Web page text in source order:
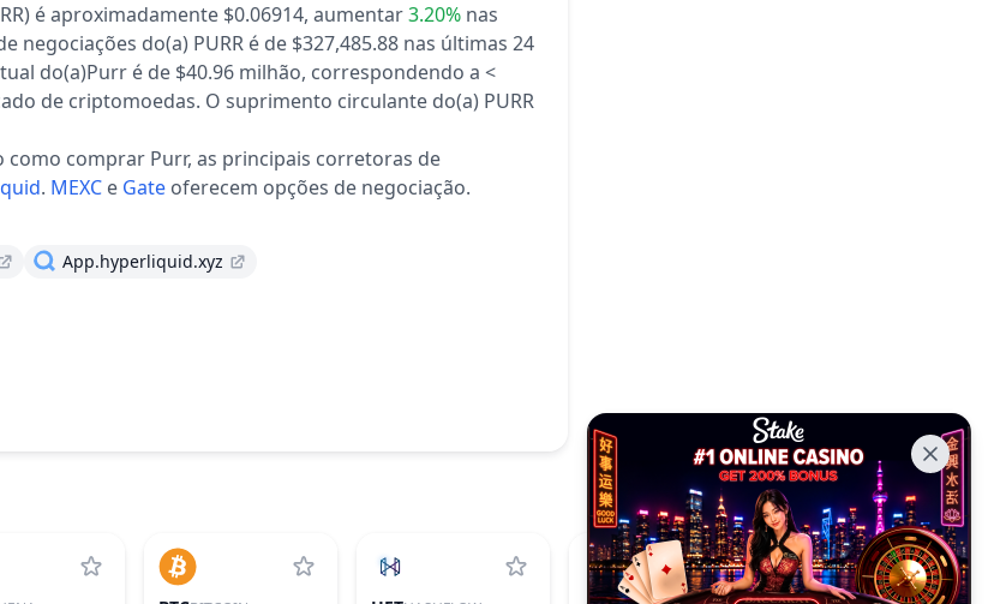
é aproximadamente $0.06914, aumentar3.20% nas
negociações do(a) PURR é de $327,485.88 nas últimas 24
do(a)Purr é de $40.96 milhão, correspondendo a <
de criptomoedas. O suprimento circulante do(a) PURR
como comprar Purr, as principais corretoras de
. MEXC e Gate oferecem opções de negociação.
App.hyperliquid.xyz